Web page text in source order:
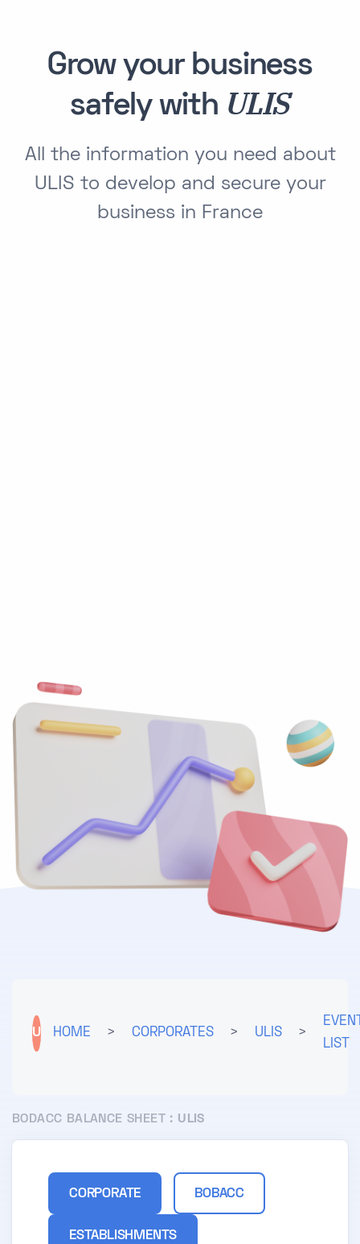
Grow your business
safely with ULIS
All the information you need about
ULIS to develop and secure your
business in France
U HOME > CORPORATES > ULIS >
LIST
BODACC BALANCE SHEET : ULIS
CORPORATE BOBACC
ESTABLISHMENTS